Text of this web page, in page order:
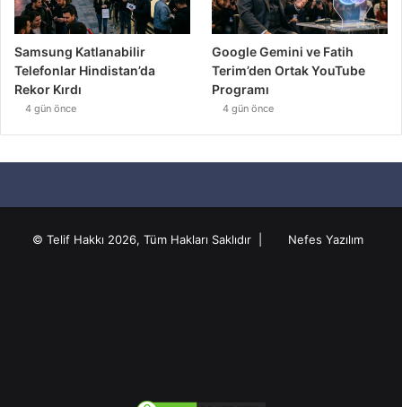
Samsung Katlanabilir
Telefonlar Hindistan’da
Rekor Kırdı
4 gün önce
Google Gemini ve Fatih
Terim’den Ortak YouTube
Programı
4 gün önce
© Telif Hakkı 2026, Tüm Hakları Saklıdır | Nefes Yazılım